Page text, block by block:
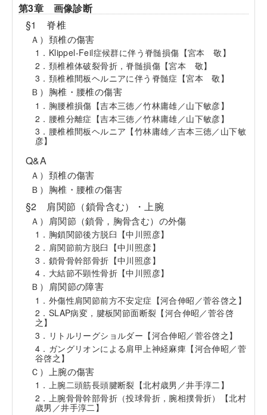
第3章 画像診断
§1 脊椎
Ａ）頚椎の傷害
1．Klippel-Feil症候群に伴う脊髄損傷【宮本 敬】
2．頚椎椎体破裂骨折，脊髄損傷【宮本 敬】
3．頚椎椎間板ヘルニアに伴う脊髄症【宮本 敬】
Ｂ）胸椎・腰椎の傷害
1．胸腰椎損傷【吉本三徳／竹林庸雄／山下敏彦】
2．腰椎分離症【吉本三徳／竹林庸雄／山下敏彦】
3．腰椎椎間板ヘルニア【竹林庸雄／吉本三徳／山下敏
彦】
Q&A
Ａ）頚椎の傷害
Ｂ）胸椎・腰椎の傷害
§2 肩関節（鎖骨含む）・上腕
Ａ）肩関節（鎖骨，胸骨含む）の外傷
1．胸鎖関節後方脱臼【中川照彦】
2．肩関節前方脱臼【中川照彦】
3．鎖骨骨幹部骨折【中川照彦】
4．大結節不顕性骨折【中川照彦】
Ｂ）肩関節の障害
1．外傷性肩関節前方不安定症【河合伸昭／菅谷啓之】
2．SLAP病変，腱板関節面断裂【河合伸昭／菅谷啓
之】
3．リトルリーグショルダー【河合伸昭／菅谷啓之】
4．ガングリオンによる肩甲上神経麻痺【河合伸昭／菅
谷啓之】
Ｃ）上腕の傷害
1．上腕二頭筋長頭腱断裂【北村歳男／井手淳二】
2．上腕骨骨幹部骨折（投球骨折，腕相撲骨折）【北村
歳男／井手淳二】